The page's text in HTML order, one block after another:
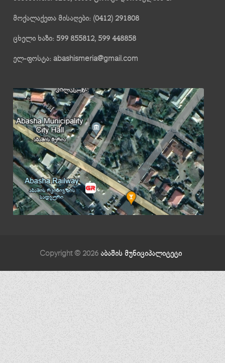
მოქალაქეთა მისაღები: (0412) 291808
ცხელი ხაზი: 599 855812, 599 448858
ელ-ფოსტა: abashismeria@gmail.com
Copyright © 2026 აბაშის მუნიციპალიტეტი